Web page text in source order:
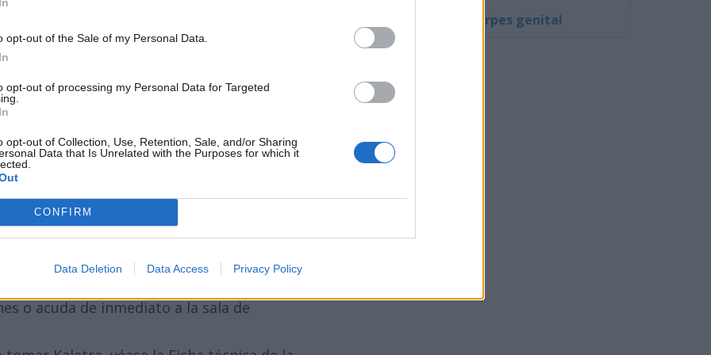
opt-out of the Sale of my Personal Data.
opt-out of processing my Personal Data for Targeted
opt-out of Collection, Use, Retention, Sale, and/or Sharing
Data that Is Unrelated with the Purposes for which it
CONFIRM
Data Deletion Data Access Privacy Policy
solas o con alimentos y deben
parta ni triture.
alimentos.
Videx; Videx EC), un medicamento
que las tabletas de Kaletra, sin
antes o 2 horas después de tomar la
contra el VIH.
su proveedor de atención de salud o con
o acuda de inmediato a la sala de
Fotos de herpes genital